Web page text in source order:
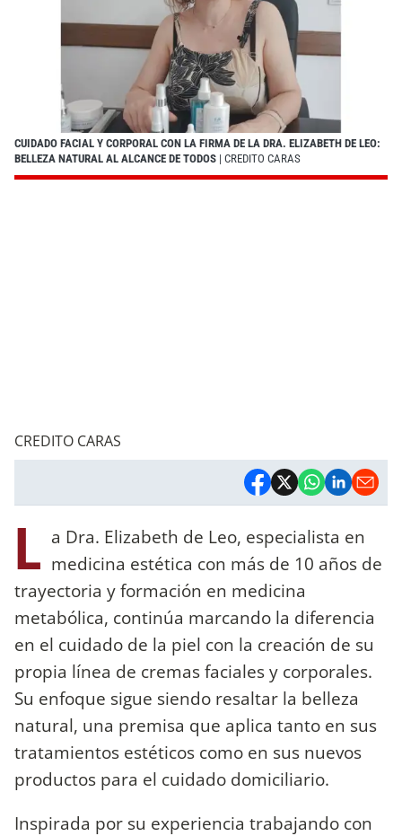
CUIDADO FACIAL Y CORPORAL CON LA FIRMA DE LA DRA. ELIZABETH DE LEO:
BELLEZA NATURAL AL ALCANCE DE TODOS | CREDITO CARAS
CREDITO CARAS
L a Dra. Elizabeth de Leo, especialista en
medicina estética con más de 10 años de
trayectoria y formación en medicina
metabólica, continúa marcando la diferencia
en el cuidado de la piel con la creación de su
propia línea de cremas faciales y corporales.
Su enfoque sigue siendo resaltar la belleza
natural, una premisa que aplica tanto en sus
tratamientos estéticos como en sus nuevos
productos para el cuidado domiciliario.
Inspirada por su experiencia trabajando con